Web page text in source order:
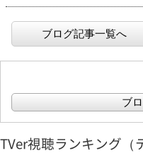
ブログ記事一覧へ
ブ
TVer視聴ランキング（